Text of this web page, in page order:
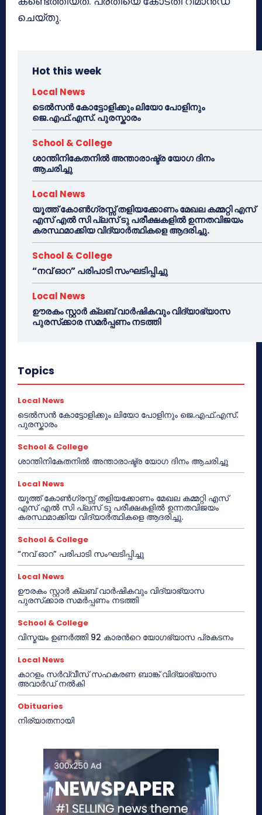
ചെയ്തു.
Hot this week
Local News
ടെൽസൻ കോട്ടോളിക്കും ലിയോ പോളിനും
ജെ.എഫ്.എസ്. പുരസ്കാരം
School & College
ശാന്തിനികേതനിൽ അന്താരാഷ്ട്ര യോഗ ദിനം
ആചരിച്ചു
Local News
യൂത്ത് കോൺഗ്രസ്സ് തളിയക്കോണം മേഖല കമ്മറ്റി എസ്
എസ് എൽ സി പ്ലസ് ടു പരീക്ഷകളിൽ ഉന്നതവിജയം
കരസ്ഥമാക്കിയ വിദ്യാർത്ഥികളെ ആദരിച്ചു.
School & College
“നവ് ഓറ” പരിപാടി സംഘടിപ്പിച്ചു
Local News
ഊരകം സ്റ്റാർ ക്ലബ് വാർഷികവും വിദ്യാഭ്യാസ
പുരസ്‌ക്കാര സമർപ്പണം നടത്തി
Topics
Local News
ടെൽസൻ കോട്ടോളിക്കും ലിയോ പോളിനും ജെ.എഫ്.എസ്.
പുരസ്കാരം
School & College
ശാന്തിനികേതനിൽ അന്താരാഷ്ട്ര യോഗ ദിനം ആചരിച്ചു
Local News
യൂത്ത് കോൺഗ്രസ്സ് തളിയക്കോണം മേഖല കമ്മറ്റി എസ്
എസ് എൽ സി പ്ലസ് ടു പരീക്ഷകളിൽ ഉന്നതവിജയം
കരസ്ഥമാക്കിയ വിദ്യാർത്ഥികളെ ആദരിച്ചു.
School & College
“നവ് ഓറ” പരിപാടി സംഘടിപ്പിച്ചു
Local News
ഊരകം സ്റ്റാർ ക്ലബ് വാർഷികവും വിദ്യാഭ്യാസ
പുരസ്‌ക്കാര സമർപ്പണം നടത്തി
School & College
വിസ്മയം ഉണർത്തി 92 കാരൻറെ യോഗഭ്യാസ പ്രകടനം
Local News
കാറളം സർവ്വീസ് സഹകരണ ബാങ്ക് വിദ്യാഭ്യാസ
അവാർഡ് നൽകി
Obituaries
നിര്യാതനായി